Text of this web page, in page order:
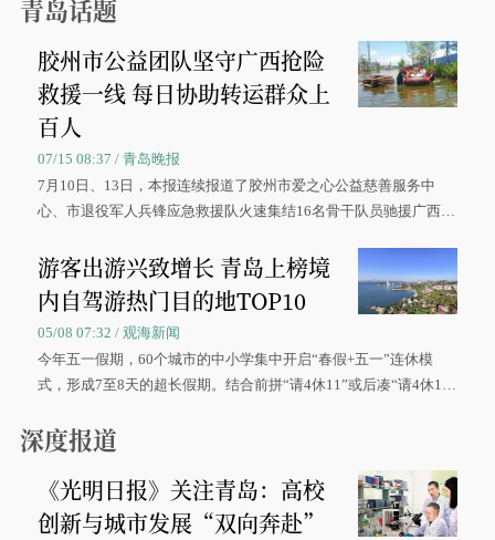
青岛话题
胶州市公益团队坚守广西抢险
救援一线 每日协助转运群众上
百人
07/15 08:37 / 青岛晚报
7月10日、13日，本报连续报道了胶州市爱之心公益慈善服务中
心、市退役军人兵锋应急救援队火速集结16名骨干队员驰援广西灾
游客出游兴致增长 青岛上榜境
内自驾游热门目的地TOP10
05/08 07:32 / 观海新闻
今年五一假期，60个城市的中小学集中开启“春假+五一”连休模
式，形成7至8天的超长假期。结合前拼“请4休11”或后凑“请4休1
深度报道
《光明日报》关注青岛：高校
创新与城市发展“双向奔赴”